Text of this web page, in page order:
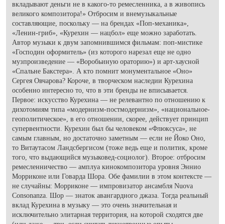
вкладывают деньги не в какого-то ремесленника, а в живопись
великого композитора!» Отбросим и внемузыкальные
составляющие, поскольку — на брендах «Поп-механика»,
«Ленин-гриб», «Курехин — нацбол» еще можно заработать.
Автор музыки к двум запомнившимся фильмам: поп-мистике
«Господин оформитель» (из которого нарезал еще не одно
музпроизведение — «Воробьиную ораторию») и арт-хаусной
«Спальне Бакстера». А кто помнит монументальное «Оно»
Сергея Овчарова? Короче, в творческом наследии Курехина
особенно интересно то, что в эти бренды не вписывается.
Первое: искусство Курехина — не релевантно по отношению к
дихотомиям типа «модернизм-постмодернизм», «национальное-
геополитическое», в его отношении, скорее, действует принцип
супервентности. Курехин был бы человеком «Флюксуса», не
самым главным, но достаточно заметным — если не Йоко Оно,
то Витаутасом Ландсбергисом (тоже ведь еще и политик, кроме
того, что выдающийся музыковед-социолог). Второе: отбросим
ремесленничество — амплуа кинокомпозитора уровня Эннио
Морриконе или Говарда Шора. Обе фамилии в этом контексте —
не случайны: Морриконе — импровизатор ансамбля Nuova
Consonanza. Шор — знаток авангардного джаза. Тогда реальный
вклад Курехина в музыку — это очень значительная и
исключительно элитарная территория, на которой сходятся две